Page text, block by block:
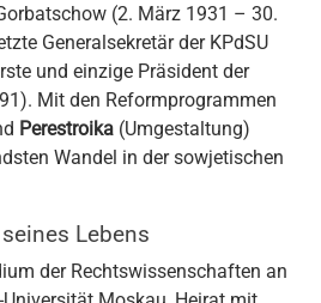
(2. März 1931 – 30.
Generalsekretär der KPdSU
und einzige Präsident der
Mit den Reformprogrammen
Perestroika (Umgestaltung)
Wandel in der sowjetischen
Lebens
der Rechtswissenschaften an